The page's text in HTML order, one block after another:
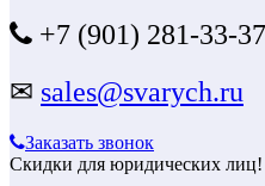
+7 (901) 281-33-37
✉ sales@svarych.ru
Заказать звонок
Скидки для юридических